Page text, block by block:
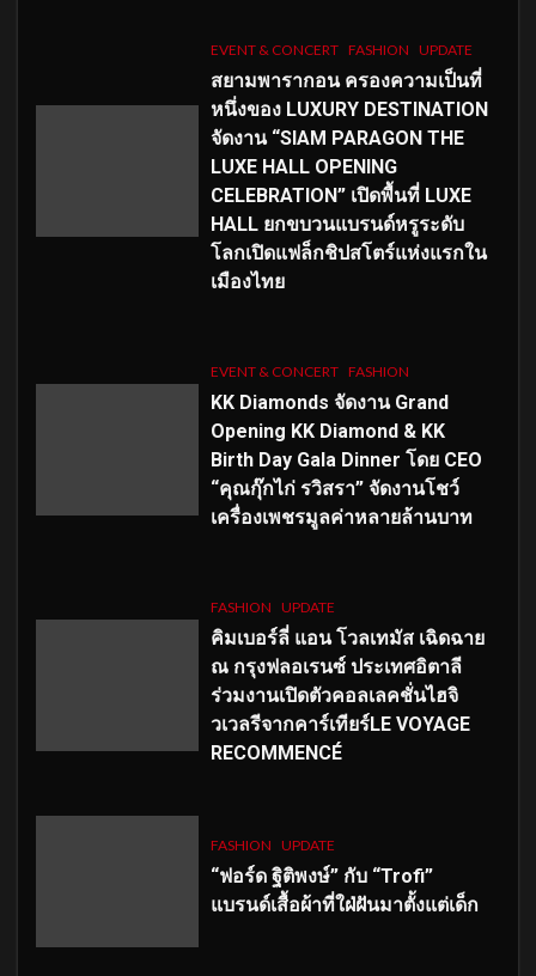
EVENT & CONCERT FASHION UPDATE
สยามพารากอน ครองความเป็นที่
หนึ่งของ LUXURY DESTINATION
จัดงาน “SIAM PARAGON THE
LUXE HALL OPENING
CELEBRATION” เปิดพื้นที่ LUXE
HALL ยกขบวนแบรนด์หรูระดับ
โลกเปิดแฟล็กชิปสโตร์แห่งแรกใน
เมืองไทย
EVENT & CONCERT FASHION
KK Diamonds จัดงาน Grand
Opening KK Diamond & KK
Birth Day Gala Dinner โดย CEO
“คุณกุ๊กไก่ รวิสรา” จัดงานโชว์
เครื่องเพชรมูลค่าหลายล้านบาท
FASHION UPDATE
คิมเบอร์ลี่ แอน โวลเทมัส เฉิดฉาย
ณ กรุงฟลอเรนซ์ ประเทศอิตาลี
ร่วมงานเปิดตัวคอลเลคชั่นไฮจิ
วเวลรีจากคาร์เทียร์LE VOYAGE
RECOMMENCÉ
FASHION UPDATE
“ฟอร์ด ฐิติพงษ์” กับ “Trofi”
แบรนด์เสื้อผ้าที่ใฝ่ฝันมาตั้งแต่เด็ก